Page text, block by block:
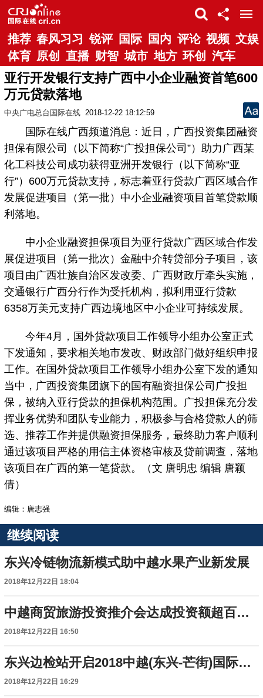
推荐 春风习习 锐评 国际 国内 评论 视频 文娱
体育 原创 直播 财智 城市 地方 环创 汽车
亚行开发银行支持广西中小企业融资首笔600
万元贷款落地
中央广电总台国际在线 2018-12-22 18:12:59
国际在线广西频道消息：近日，广西投资集团融资
担保有限公司（以下简称“广投担保公司”）助力广西某
化工科技公司成功获得亚洲开发银行（以下简称“亚
行”）600万元贷款支持，标志着亚行贷款广西区域合作
发展促进项目（第一批）中小企业融资项目首笔贷款顺
利落地。
中小企业融资担保项目为亚行贷款广西区域合作发
展促进项目（第一批次）金融中介转贷部分子项目，该
项目由广西壮族自治区发改委、广西财政厅牵头实施，
交通银行广西分行作为受托机构，拟利用亚行贷款
6358万美元支持广西边境地区中小企业可持续发展。
今年4月，国外贷款项目工作领导小组办公室正式
下发通知，要求相关地市发改、财政部门做好组织申报
工作。在国外贷款项目工作领导小组办公室下发的通知
当中，广西投资集团旗下的国有融资担保公司广投担
保，被纳入亚行贷款的担保机构范围。广投担保充分发
挥业务优势和团队专业能力，积极参与合格贷款人的筛
选、推荐工作并提供融资担保服务，最终助力客户顺利
通过该项目严格的用信主体资格审核及贷前调查，落地
该项目在广西的第一笔贷款。（文 唐明忠 编辑 唐颖
倩）
编辑：唐志强
继续阅读
东兴冷链物流新模式助中越水果产业新发展
2018年12月22日 18:04
中越商贸旅游投资推介会达成投资额超百亿元
2018年12月22日 16:50
东兴边检站开启2018中越(东兴-芒街)国际商贸旅游博览会专用通道
2018年12月22日 16:29